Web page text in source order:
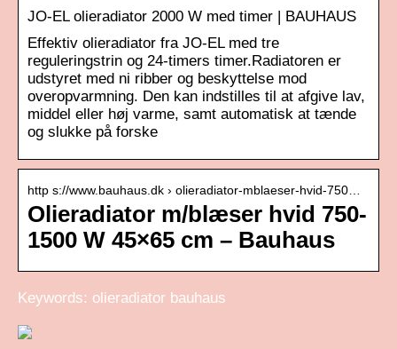
JO-EL olieradiator 2000 W med timer | BAUHAUS
Effektiv olieradiator fra JO-EL med tre
reguleringstrin og 24-timers timer.Radiatoren er
udstyret med ni ribber og beskyttelse mod
overopvarmning. Den kan indstilles til at afgive lav,
middel eller høj varme, samt automatisk at tænde
og slukke på forske
http s://www.bauhaus.dk › olieradiator-mblaeser-hvid-750…
Olieradiator m/blæser hvid 750-
1500 W 45×65 cm – Bauhaus
Keywords: olieradiator bauhaus